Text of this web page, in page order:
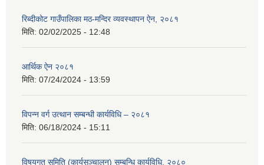
रिब्दीकोट गाउँपालिका मठ-मन्दिर व्यवस्थापन ऐन, २०८१
मिति: 02/02/2025 - 12:48
आर्थिक ऐन २०८१
मिति: 07/24/2024 - 13:59
विपन्न वर्ग उत्थान सम्बन्धी कार्यविधि – २०८१
मिति: 06/18/2024 - 15:11
विषयगत समिति (कार्यसञ्चालन) सम्बन्धि कार्यविधि, २०८०